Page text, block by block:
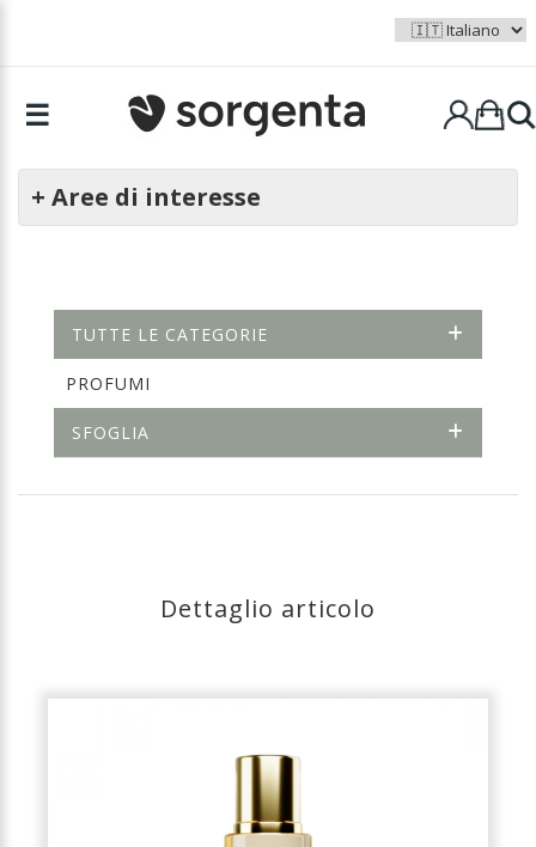
☰
+ Aree di interesse
TUTTE LE CATEGORIE
PROFUMI
SFOGLIA
Dettaglio articolo